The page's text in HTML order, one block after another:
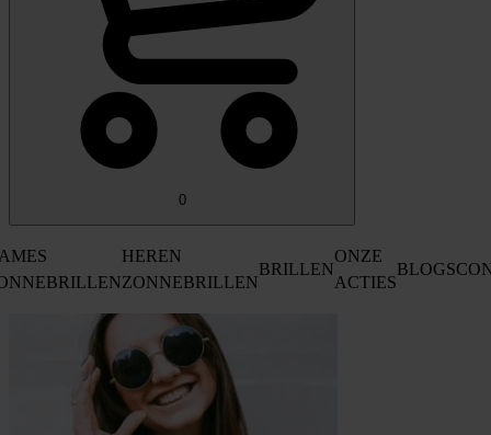
0
HEREN
ZONNEBRILLEN
BRILLEN
ONZE
ACTIES
BLOGS